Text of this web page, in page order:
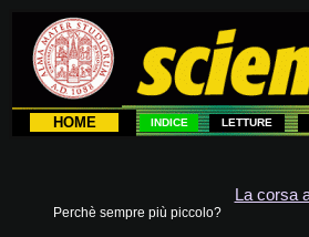
HOME INDICE LETTURE
La corsa
Perchè sempre più piccolo?